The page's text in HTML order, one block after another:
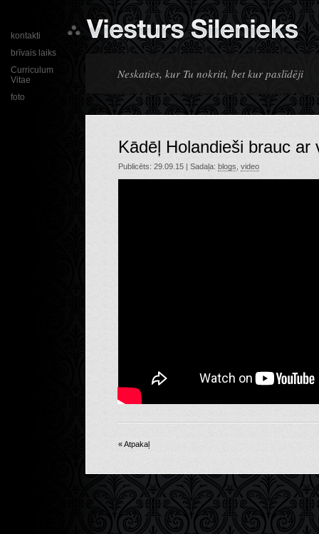
Neskaties, kur Tu nokriti, bet kur paslīdēji
kontakti
brīvais laiks
Curriculum
Vitae
foto
Kādēļ Holandieši brauc ar
Publicēts: 29.09.15 | Sadaļa: blogs video
« Atpakaļ